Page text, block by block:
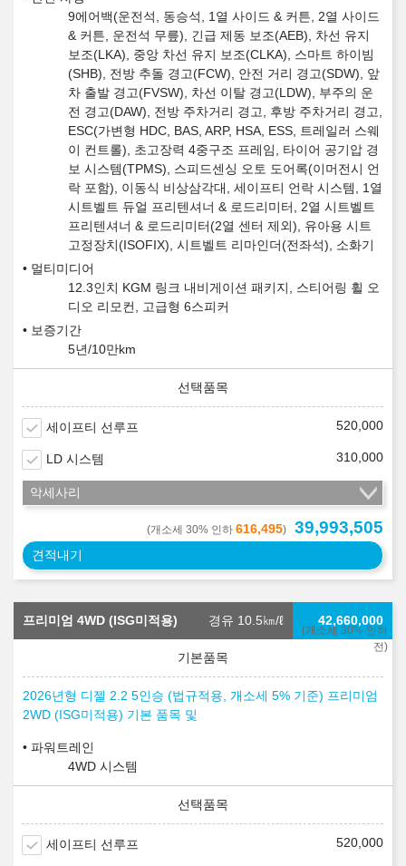
9에어백(운전석, 동승석, 1열 사이드 & 커튼, 2열 사이드
& 커튼, 운전석 무릎), 긴급 제동 보조(AEB), 차선 유지
보조(LKA), 중앙 차선 유지 보조(CLKA), 스마트 하이빔
(SHB), 전방 추돌 경고(FCW), 안전 거리 경고(SDW), 앞
차 출발 경고(FVSW), 차선 이탈 경고(LDW), 부주의 운
전 경고(DAW), 전방 주차거리 경고, 후방 주차거리 경고,
ESC(가변형 HDC, BAS, ARP, HSA, ESS, 트레일러 스웨
이 컨트롤), 초고장력 4중구조 프레임, 타이어 공기압 경
보 시스템(TPMS), 스피드센싱 오토 도어록(이머전시 언
락 포함), 이동식 비상삼각대, 세이프티 언락 시스템, 1열
시트벨트 듀얼 프리텐셔너 & 로드리미터, 2열 시트벨트
프리텐셔너 & 로드리미터(2열 센터 제외), 유아용 시트
고정장치(ISOFIX), 시트벨트 리마인더(전좌석), 소화기
멀티미디어
12.3인치 KGM 링크 내비게이션 패키지, 스티어링 휠 오
디오 리모컨, 고급형 6스피커
보증기간
5년/10만km
세이프티 선루프 520,000
LD 시스템 310,000
악세사리
(개소세 30% 인하 616,495) 39,993,505
견적내기
프리미엄 4WD (ISG미적용) 경유 10.5㎞/ℓ
(개소세 30% 인하
전)
42,660,000
2026년형 디젤 2.2 5인승 (법규적용, 개소세 5% 기준) 프리미엄
2WD (ISG미적용) 기본 품목 및
파워트레인
4WD 시스템
세이프티 선루프 520,000